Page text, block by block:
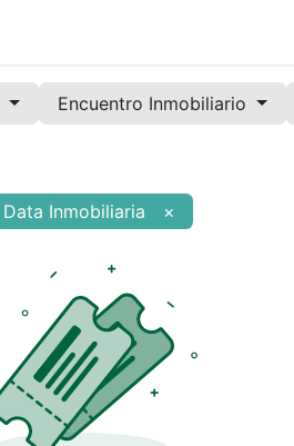
Encuentro Inmobiliario
Data Inmobiliaria ×